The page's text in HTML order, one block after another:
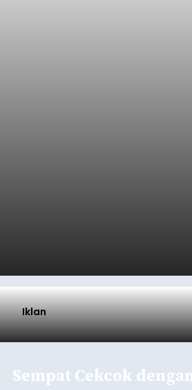
Iklan